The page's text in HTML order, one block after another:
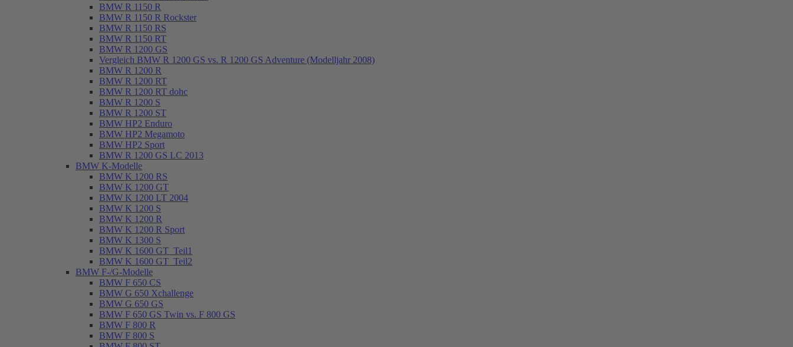
BMW R 1150 R
BMW R 1150 R Rockster
BMW R 1150 RS
BMW R 1150 RT
BMW R 1200 GS
Vergleich BMW R 1200 GS vs. R 1200 GS Adventure (Modelljahr 2008)
BMW R 1200 R
BMW R 1200 RT
BMW R 1200 RT dohc
BMW R 1200 S
BMW R 1200 ST
BMW HP2 Enduro
BMW HP2 Megamoto
BMW HP2 Sport
BMW R 1200 GS LC 2013
BMW K-Modelle
BMW K 1200 RS
BMW K 1200 GT
BMW K 1200 LT 2004
BMW K 1200 S
BMW K 1200 R
BMW K 1200 R Sport
BMW K 1300 S
BMW K 1600 GT_Teil1
BMW K 1600 GT_Teil2
BMW F-/G-Modelle
BMW F 650 CS
BMW G 650 Xchallenge
BMW G 650 GS
BMW F 650 GS Twin vs. F 800 GS
BMW F 800 R
BMW F 800 S